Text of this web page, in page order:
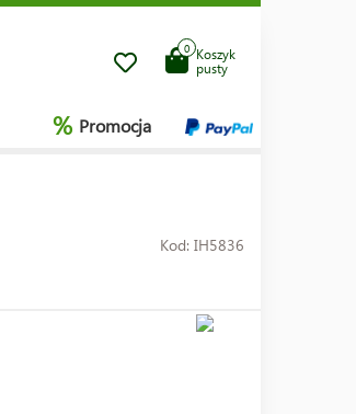
Koszyk
pusty
0
% Promocja
Kod: IH5836